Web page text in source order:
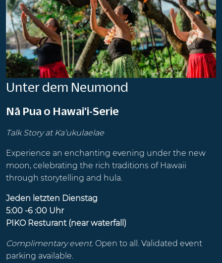
Unter dem Neumond
Nā Pua o Hawai'i-Serie
Talk Story at Ka‘ukulaelae
Experience an enchanting evening under the new
moon, celebrating the rich traditions of Hawaii
through storytelling and hula.
Jeden letzten Dienstag
5:00 -6 :00 Uhr
PIKO Resturant (near waterfall)
Complimentary event. Open to all. Validated event
parking available.